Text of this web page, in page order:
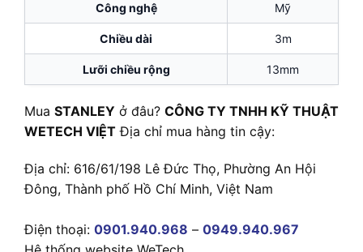
Công nghệ Mỹ
Chiều dài 3m
Lưỡi chiều rộng 13mm
Mua STANLEY ở đâu? CÔNG TY TNHH KỸ THUẬT
WETECH VIỆT Địa chỉ mua hàng tin cậy:
Địa chỉ: 616/61/198 Lê Đức Thọ, Phường An Hội
Đông, Thành phố Hồ Chí Minh, Việt Nam
Điện thoại: 0901.940.968 – 0949.940.967